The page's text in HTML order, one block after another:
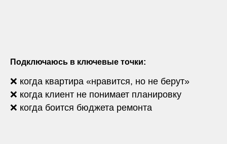
Подключаюсь в ключевые точки:
❌ когда квартира «нравится, но не берут»
❌ когда клиент не понимает планировку
❌ когда боится бюджета ремонта